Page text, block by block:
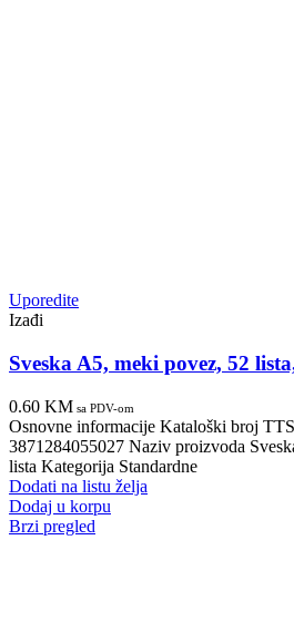
Uporedite
Izađi
Sveska A5, meki povez, 52
0.60 KM sa PDV-om
Osnovne informacije Kataloški broj
3871284055027 Naziv proizvoda
lista Kategorija Standardne
Dodati na listu želja
Dodaj u korpu
Brzi pregled